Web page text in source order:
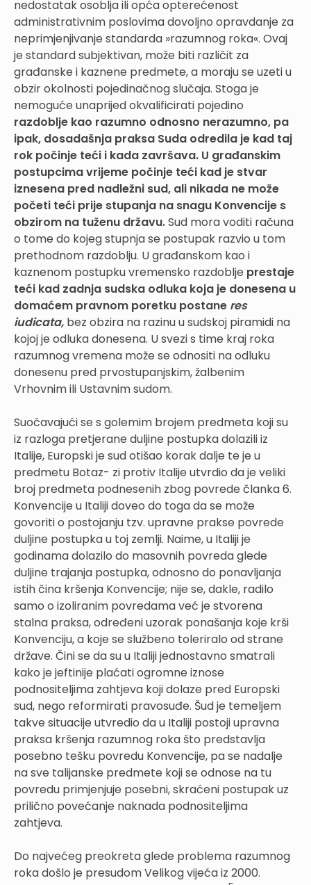
nedostatak osoblja ili opća opterećenost
administrativnim poslovima dovoljno opravdanje za
neprimjenjivanje standarda »razumnog roka«. Ovaj
je standard subjektivan, može biti različit za
građanske i kaznene predmete, a moraju se uzeti u
obzir okolnosti pojedinačnog slučaja. Stoga je
nemoguće unaprijed okvalificirati pojedino
razdoblje kao razumno odnosno nerazumno, pa
ipak, dosadašnja praksa Suda odredila je kad taj
rok počinje teći i kada završava. U građanskim
postupcima vrijeme počinje teći kad je stvar
iznesena pred nadležni sud, ali nikada ne može
početi teći prije stupanja na snagu Konvencije s
obzirom na tuženu državu.Sud mora voditi računa
o tome do kojeg stupnja se postupak razvio u tom
prethodnom razdoblju. U građanskom kao i
kaznenom postupku vremensko razdoblje prestaje
teći kad zadnja sudska odluka koja je donesena u
domaćem pravnom poretku postane res
iudicata, bez obzira na razinu u sudskoj piramidi na
kojoj je odluka donesena. U svezi s time kraj roka
razumnog vremena može se odnositi na odluku
donesenu pred prvostupanjskim, žalbenim
Vrhovnim ili Ustavnim sudom.
Suočavajući se s golemim brojem predmeta koji su
iz razloga pretjerane duljine postupka dolazili iz
Italije, Europski je sud otišao korak dalje te je u
predmetu Botaz- zi protiv Italije utvrdio da je veliki
broj predmeta podnesenih zbog povrede članka 6.
Konvencije u Italiji doveo do toga da se može
govoriti o postojanju tzv. upravne prakse povrede
duljine postupka u toj zemlji. Naime, u Italiji je
godinama dolazilo do masovnih povreda glede
duljine trajanja postupka, odnosno do ponavljanja
istih čina kršenja Konvencije; nije se, dakle, radilo
samo o izoliranim povredama već je stvorena
stalna praksa, određeni uzorak ponašanja koje krši
Konvenciju, a koje se službeno toleriralo od strane
države. Čini se da su u Italiji jednostavno smatrali
kako je jeftinije plaćati ogromne iznose
podnositeljima zahtjeva koji dolaze pred Europski
sud, nego reformirati pravosuđe. Šud je temeljem
takve situacije utvredio da u Italiji postoji upravna
praksa kršenja razumnog roka što predstavlja
posebno tešku povredu Konvencije, pa se nadalje
na sve talijanske predmete koji se odnose na tu
povredu primjenjuje posebni, skraćeni postupak uz
prilično povećanje naknada podnositeljima
zahtjeva.
Do najvećeg preokreta glede problema razumnog
roka došlo je presudom Velikog vijeća iz 2000.